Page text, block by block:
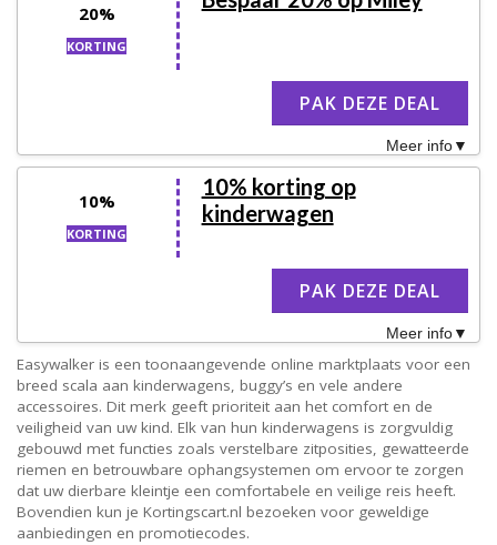
20%
KORTING
PAK DEZE DEAL
Meer info
10%
KORTING
10% korting op
kinderwagen
PAK DEZE DEAL
Meer info
Easywalker is een toonaangevende online marktplaats voor een
breed scala aan kinderwagens, buggy’s en vele andere
accessoires. Dit merk geeft prioriteit aan het comfort en de
veiligheid van uw kind. Elk van hun kinderwagens is zorgvuldig
gebouwd met functies zoals verstelbare zitposities, gewatteerde
riemen en betrouwbare ophangsystemen om ervoor te zorgen
dat uw dierbare kleintje een comfortabele en veilige reis heeft.
Bovendien kun je Kortingscart.nl bezoeken voor geweldige
aanbiedingen en promotiecodes.